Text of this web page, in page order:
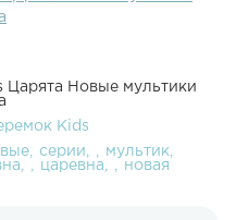
Царята Новые мультики
Kids
серии
мультик
царевна новая